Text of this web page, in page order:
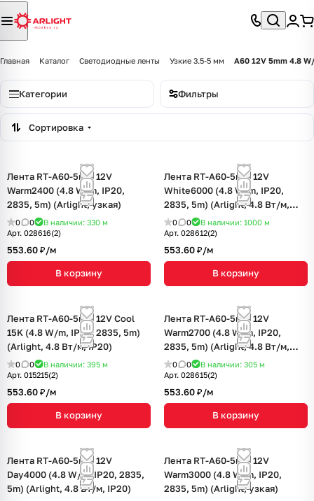
Главная Каталог Светодиодные ленты Узкие 3.5-5 мм A60 12V 5mm 4.8
Категории Фильтры
Сортировка
Лента RT-A60-5mm 12V
Warm2400 (4.8 W/m, IP20,
2835, 5m) (Arlight, узкая)
0 0 В наличии: 330 м
Арт. 028616(2)
553.60 ₽/м
В корзину
Лента RT-A60-5mm 12V
White6000 (4.8 W/m, IP20,
2835, 5m) (Arlight, 4.8 Вт/м,
IP20)
0 0 В наличии: 1000 м
Арт. 028612(2)
553.60 ₽/м
В корзину
Лента RT-A60-5mm 12V Cool
15K (4.8 W/m, IP20, 2835, 5m)
(Arlight, 4.8 Вт/м, IP20)
0 0 В наличии: 395 м
Арт. 015215(2)
553.60 ₽/м
В корзину
Лента RT-A60-5mm 12V
Warm2700 (4.8 W/m, IP20,
2835, 5m) (Arlight, 4.8 Вт/м,
IP20)
0 0 В наличии: 305 м
Арт. 028615(2)
553.60 ₽/м
В корзину
Лента RT-A60-5mm 12V
Day4000 (4.8 W/m, IP20, 2835,
5m) (Arlight, 4.8 Вт/м, IP20)
Лента RT-A60-5mm 12V
Warm3000 (4.8 W/m, IP20,
2835, 5m) (Arlight, узкая)